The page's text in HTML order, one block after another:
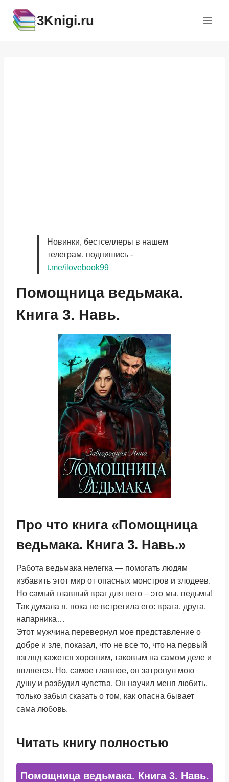
содержимому
3Knigi.ru
Новинки, бестселлеры в нашем
телеграм, подпишись -
t.me/ilovebook99
Помощница ведьмака.
Книга 3. Навь.
Про что книга «Помощница
ведьмака. Книга 3. Навь.»
Работа ведьмака нелегка — помогать людям
избавить этот мир от опасных монстров и злодеев.
Но самый главный враг для него – это мы, ведьмы!
Так думала я, пока не встретила его: врага, друга,
напарника…
Этот мужчина перевернул мое представление о
добре и зле, показал, что не все то, что на первый
взгляд кажется хорошим, таковым на самом деле и
является. Но, самое главное, он затронул мою
душу и разбудил чувства. Он научил меня любить,
только забыл сказать о том, как опасна бывает
сама любовь.
Читать книгу полностью
Помощница ведьмака. Книга 3. Навь.